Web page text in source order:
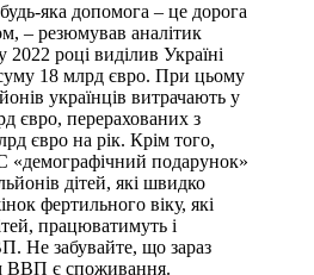
яка допомога – це дорога
– резюмував аналiтик
роцi видiлив Українi
18 млрд євро. При цьому
українцiв витрачають у
євро, перерахованих з
євро на рiк. Крiм того,
«демографiчний подарунок»
дiтей, якi швидко
фертильного вiку, якi
працюватимуть i
Не забувайте, що зараз
ВВП є споживання.